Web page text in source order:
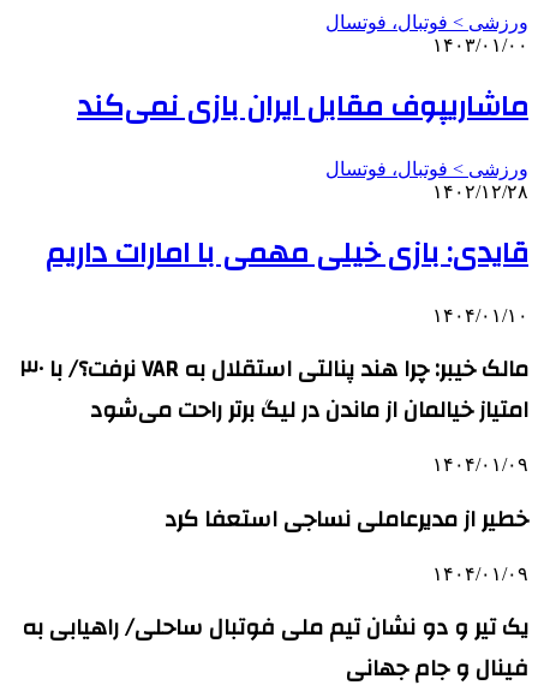
ورزشی > فوتبال، فوتسال
۱۴۰۳/۰۱/۰۰
ماشاریپوف مقابل ایران بازی نمی‌کند
ورزشی > فوتبال، فوتسال
۱۴۰۲/۱۲/۲۸
قایدی: بازی خیلی مهمی با امارات داریم
۱۴۰۴/۰۱/۱۰
مالک خیبر: چرا هند پنالتی استقلال به VAR نرفت؟/ با ۳۰
امتیاز خیالمان از ماندن در لیگ برتر راحت می‌شود
۱۴۰۴/۰۱/۰۹
خطیر از مدیرعاملی نساجی استعفا کرد
۱۴۰۴/۰۱/۰۹
یک تیر و دو نشان تیم ملی فوتبال ساحلی/ راهیابی به
فینال و جام جهانی